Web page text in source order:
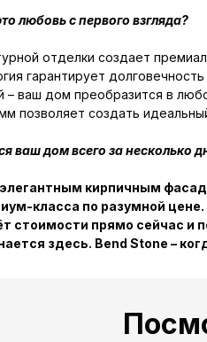
любовь с первого взгляда?
отделки создает
гарантирует
ваш дом преобразится в
позволяет создать
ваш дом всего за несколько
кирпичным
класса по разумной цене.
стоимости прямо сейчас и
здесь. Bend Stone –